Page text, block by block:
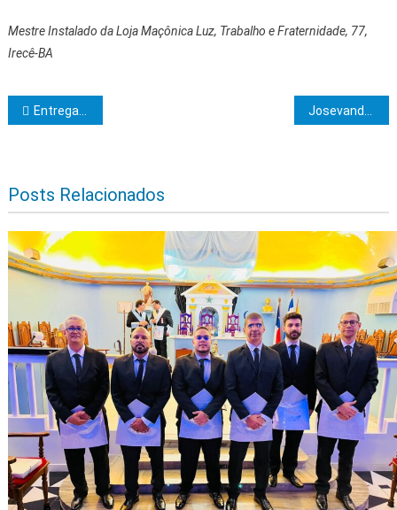
Mestre Instalado da Loja Maçônica Luz, Trabalho e Fraternidade, 77,
Irecê-BA
Navegação de Post
Entregas e investimentos do Governo do Estado movimentam Encruzilhada durante a ExpoVila
Posts Relacionados